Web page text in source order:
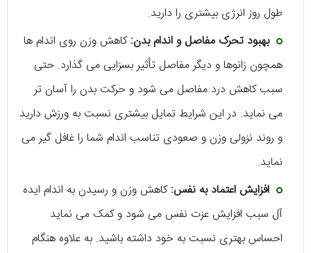
طول روز انرژی بیشتری را دارید.
بهبود تحرک مفاصل و اندام بدن:کاهش وزن روی اندام‌ ها
همچون زانوها و دیگر مفاصل تأثیر بسزایی می‌ گذارد. حتی
سبب کاهش درد مفاصل می‌ شود و حرکت بدن را آسان‌ تر
می‌ نماید. در این شرایط تمایل بیشتری نسبت به ورزش دارید
و روند نزولی وزن و صعودی تناسب اندام شما را غافل‌ گیر می‌
نماید.
افزایش اعتماد به نفس:کاهش وزن و رسیدن به اندام ایده
آل سبب افزایش عزت نفس می‌ شود و کمک می‌ نماید
احساس بهتری نسبت به خود داشته‌ باشید. به علاوه هنگام